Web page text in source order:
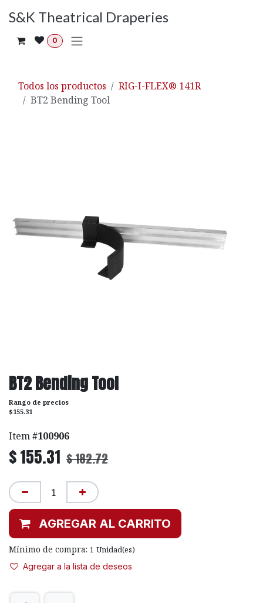
S&K Theatrical Draperies
0
Todos los productos
RIG-I-FLEX® 141R
BT2 Bending Tool
BT2 Bending Tool
Rango de precios
$155.31
Item #100906
$155.31 $182.72
AGREGAR AL CARRITO
Mínimo de compra: 1 Unidad(es)
Agregar a la lista de deseos